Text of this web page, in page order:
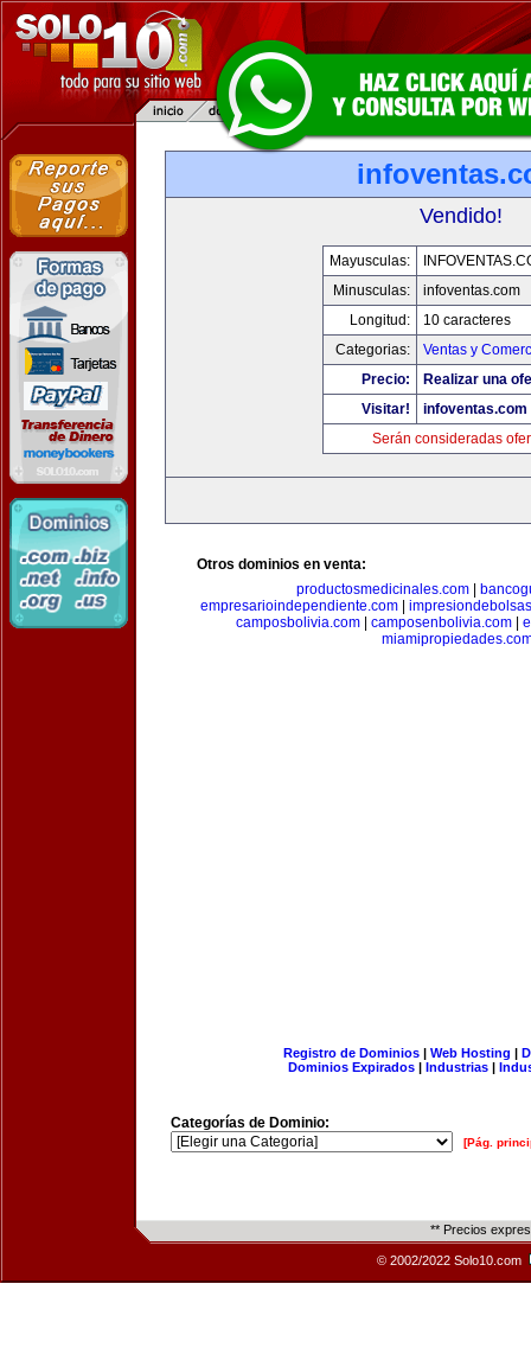
Vendido!
Mayusculas:
Minusculas:
infoventas.com
Longitud:
10 caracteres
Categorias:
Ventas y
Precio:
Realizar una
Visitar!
infoventas.com
Serán consideradas
Otros dominios en venta:
productosmedicinales.com|
empresarioindependiente.com
camposbolivia.com| camposenbolivia.com|
Registro de Dominios| Web Hosting |
Dominios Expirados | Industrias |
Categorías de Dominio:
[Pág.
** Precios
© 2002/2022 Solo10.com